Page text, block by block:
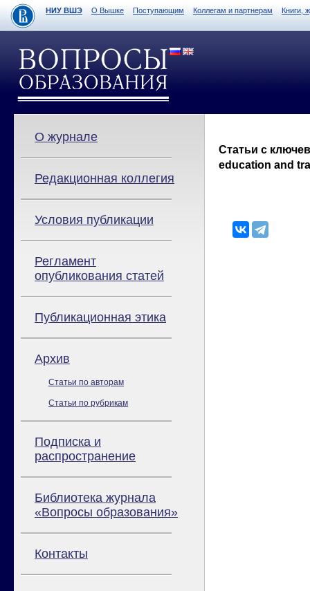
НИУ ВШЭ О Вышке Поступающим Коллегам и партнерам Книги,
О журнале
Редакционная коллегия
Условия публикации
Регламент
опубликования статей
Публикационная этика
Архив
Статьи по авторам
Статьи по рубрикам
Подписка и
распространение
Библиотека журнала
«Вопросы образования»
Контакты
Статьи с
education and